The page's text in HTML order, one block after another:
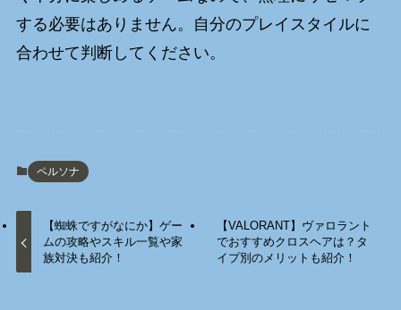
する必要はありません。自分のプレイスタイルに
合わせて判断してください。
ペルソナ
【蜘蛛ですがなにか】ゲー
ムの攻略やスキル一覧や家
族対決も紹介！
【VALORANT】ヴァロラント
でおすすめクロスヘアは？タ
イプ別のメリットも紹介！